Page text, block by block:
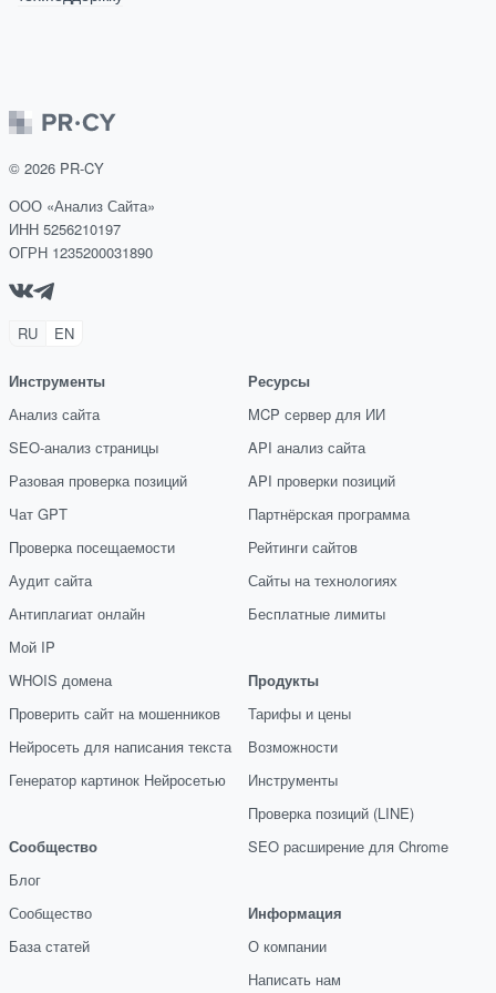
© 2026 PR-CY
ООО «Анализ Сайта»
ИНН 5256210197
ОГРН 1235200031890
RU EN
Инструменты
Анализ сайта
SEO-анализ страницы
Разовая проверка позиций
Чат GPT
Проверка посещаемости
Аудит сайта
Антиплагиат онлайн
Мой IP
WHOIS домена
Проверить сайт на мошенников
Нейросеть для написания текста
Генератор картинок Нейросетью
Сообщество
Блог
Сообщество
База статей
Ресурсы
MCP сервер для ИИ
API анализ сайта
API проверки позиций
Партнёрская программа
Рейтинги сайтов
Сайты на технологиях
Бесплатные лимиты
Продукты
Тарифы и цены
Возможности
Инструменты
Проверка позиций (LINE)
SEO расширение для Chrome
Информация
О компании
Написать нам